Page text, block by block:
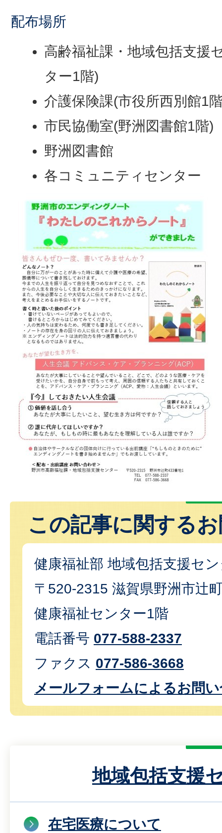
配布場所
高齢福祉課・地域包括支援
ター1階)
介護保険課(市役所西別館1
市民協働室(野洲図書館1階)
野洲図書館
各コミュニティセンター
この記事に関する
健康福祉部 地域包括支援セ
〒520-2315 滋賀県野洲市辻
健康福祉センター1階
電話番号 077-588-2337
ファクス 077-586-3668
メールフォームによるお問
地域包括支援
在宅医療について